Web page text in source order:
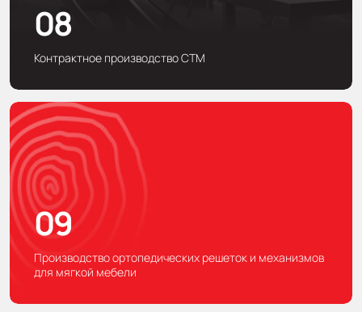
08
Контрактное производство CTM
09
Производство ортопедических решеток и механизмов
для мягкой мебели